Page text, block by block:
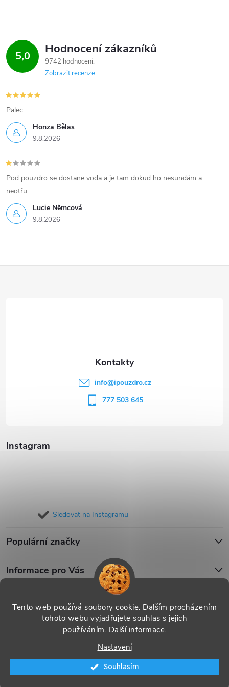
Tento web používá soubory cookie. Dalším procházením
tohoto webu vyjadřujete souhlas s jejich
používáním. Další informace.
Nastavení
Souhlasím
5,0 Hodnocení zákazníků
9742 hodnocení
Zobrazit recenze
Honza Bělas
9.8.2026
Palec
Lucie Nĕmcová
9.8.2026
Pod pouzdro se dostane voda a je tam dokud ho nesundám a
neotřu.
Instagram
Sledovat na Instagramu
Populární značky
Informace pro Vás
info@ipouzdro.cz
777 503 645
Vytvořil Shoptet
Copyright 2026 . Všechna práva vyhrazena.
nastavení cookies